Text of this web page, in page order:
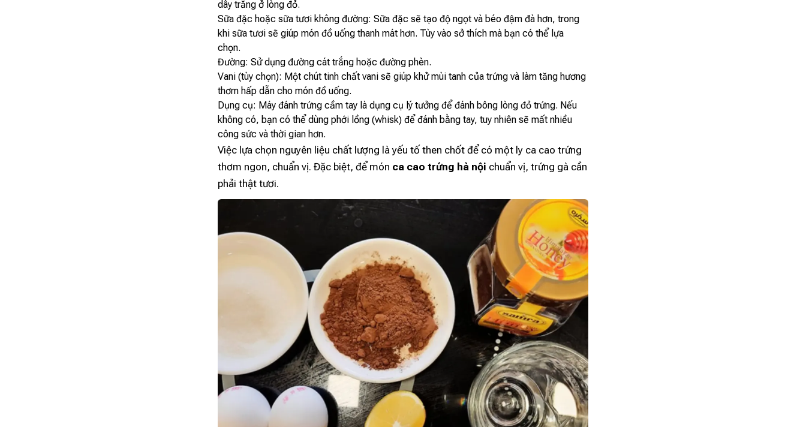
dây trắng ở lòng đỏ.
Sữa đặc hoặc sữa tươi không đường: Sữa đặc sẽ tạo độ ngọt và béo đậm đà hơn, trong
khi sữa tươi sẽ giúp món đồ uống thanh mát hơn. Tùy vào sở thích mà bạn có thể lựa
chọn.
Đường: Sử dụng đường cát trắng hoặc đường phèn.
Vani (tùy chọn): Một chút tinh chất vani sẽ giúp khử mùi tanh của trứng và làm tăng hương
thơm hấp dẫn cho món đồ uống.
Dụng cụ: Máy đánh trứng cầm tay là dụng cụ lý tưởng để đánh bông lòng đỏ trứng. Nếu
không có, bạn có thể dùng phới lồng (whisk) để đánh bằng tay, tuy nhiên sẽ mất nhiều
công sức và thời gian hơn.
Việc lựa chọn nguyên liệu chất lượng là yếu tố then chốt để có một ly ca cao trứng
thơm ngon, chuẩn vị. Đặc biệt, để món ca cao trứng hà nội chuẩn vị, trứng gà cần
phải thật tươi.